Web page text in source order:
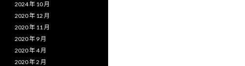
2024 年 10 月
2020 年 12 月
2020 年 11 月
2020 年 9 月
2020 年 4 月
2020 年 2 月